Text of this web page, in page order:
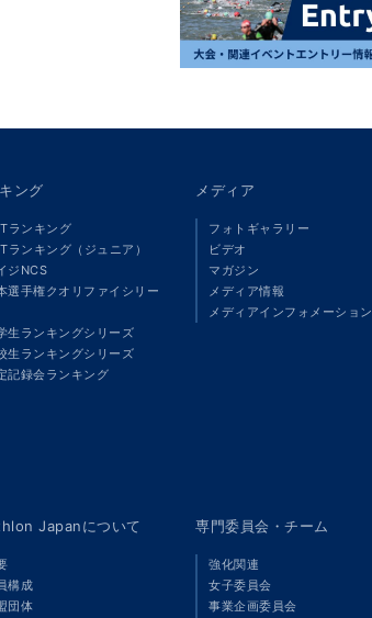
ング
ランキング
ランキング（ジュニア）
ジNCS
選手権クオリファイシリー
生ランキングシリーズ
生ランキングシリーズ
記録会ランキング
メディア
フォトギャラリー
ビデオ
マガジン
メディア情報
メディアインフォメーション
Japanについて
構成
団体
専門委員会・チーム
強化関連
女子委員会
事業企画委員会